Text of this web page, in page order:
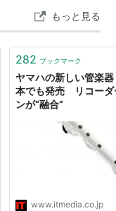
もっと見る
282 ブックマーク
ヤマハの新しい管楽
本でも発売 リコーダ
ンが“融合”
www.itmedia.co.jp